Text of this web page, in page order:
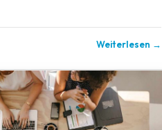
Weiterlesen →